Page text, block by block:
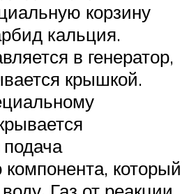
корзину
кальция.
в генератор,
крышкой.
который